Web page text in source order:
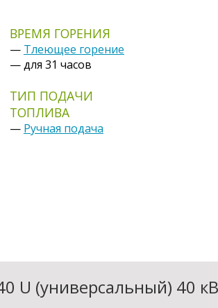
ВРЕМЯ ГОРЕНИЯ
— Тлеющее горение
— для 31 часов
ТИП ПОДАЧИ
ТОПЛИВА
— Ручная подача
U (универсальный) 40